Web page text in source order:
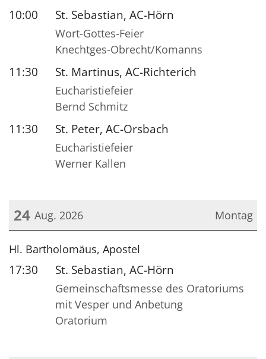
10:00 St. Sebastian, AC-Hörn
Wort-Gottes-Feier
Knechtges-Obrecht/Komanns
11:30 St. Martinus, AC-Richterich
Eucharistiefeier
Bernd Schmitz
11:30 St. Peter, AC-Orsbach
Eucharistiefeier
Werner Kallen
Montag
24 Aug. 2026
Datum: 24. August 2026
Hl. Bartholomäus, Apostel
17:30 St. Sebastian, AC-Hörn
Gemeinschaftsmesse des Oratoriums
mit Vesper und Anbetung
Oratorium